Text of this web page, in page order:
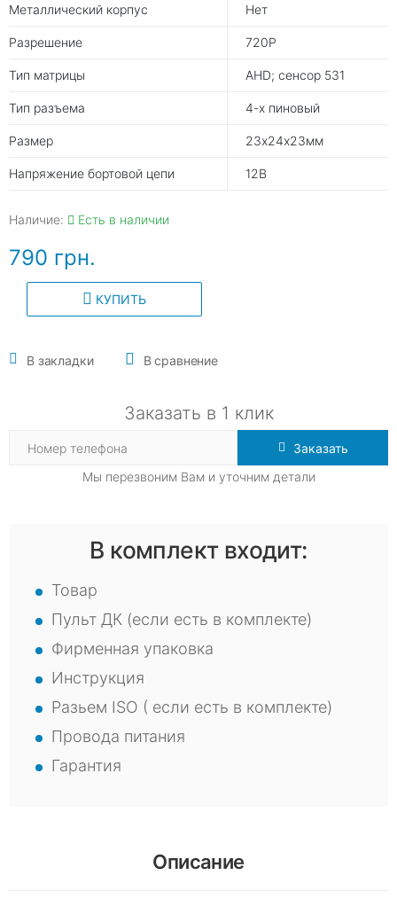
Металлический корпус Нет
Разрешение 720P
Тип матрицы AHD; сенсор 531
Тип разъема 4-х пиновый
Размер 23х24х23мм
Напряжение бортовой цепи 12В
Наличие: Есть в наличии
790 грн.
КУПИТЬ
В закладки В сравнение
Заказать в 1 клик
Заказать
Мы перезвоним Вам и уточним детали
В комплект входит:
Товар
Пульт ДК (если есть в комплекте)
Фирменная упаковка
Инструкция
Разьем ISO ( если есть в комплекте)
Провода питания
Гарантия
Описание